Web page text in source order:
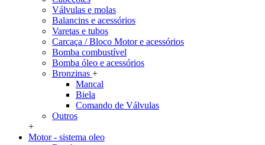
Válvulas e molas
Balancins e acessórios
Varetas e tubos
Carcaça / Bloco Motor e acessórios
Bomba combustível
Bomba óleo e acessórios
Bronzinas +
Mancal
Biela
Comando de Válvulas
Outros
+
Motor - sistema oleo